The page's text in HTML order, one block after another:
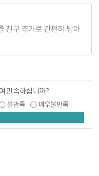
로 이
로
친구 추가로 간편히 받아
만족하십니까?
불만족 매우불만족